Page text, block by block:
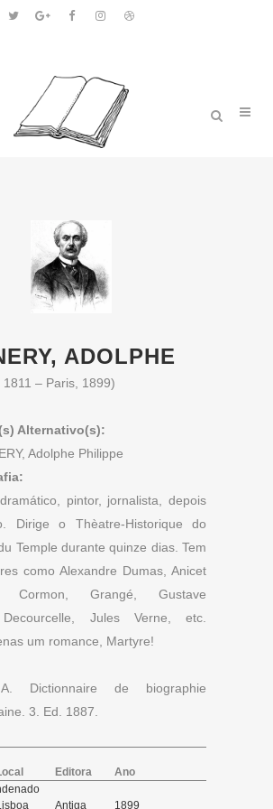
ADOLPHE
1811 – Paris, 1899)
Alternativo(s):
Adolphe Philippe
pintor, jornalista, depois
Dirige o Thèatre-Historique do
Temple durante quinze dias. Tem
como Alexandre Dumas, Anicet
Cormon, Grangé, Gustave
Jules Verne, etc.
um romance, Martyre!
Dictionnaire de biographie
3. Ed. 1887.
Editora
Ano
Antiga
1899